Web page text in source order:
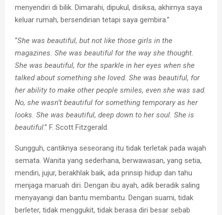
menyendiri di bilik. Dimarahi, dipukul, disiksa, akhirnya saya
keluar rumah, bersendirian tetapi saya gembira.”
“She was beautiful, but not like those girls in the
magazines. She was beautiful for the way she thought.
She was beautiful, for the sparkle in her eyes when she
talked about something she loved. She was beautiful, for
her ability to make other people smiles, even she was sad.
No, she wasn’t beautiful for something temporary as her
looks. She was beautiful, deep down to her soul. She is
beautiful.” F. Scott Fitzgerald.
Sungguh, cantiknya seseorang itu tidak terletak pada wajah
semata. Wanita yang sederhana, berwawasan, yang setia,
mendiri, jujur, berakhlak baik, ada prinsip hidup dan tahu
menjaga maruah diri. Dengan ibu ayah, adik beradik saling
menyayangi dan bantu membantu. Dengan suami, tidak
berleter, tidak menggukit, tidak berasa diri besar sebab